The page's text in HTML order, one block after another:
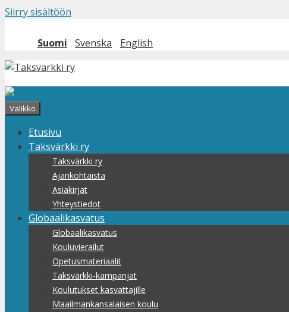
Siirry sisältöön
Suomi Svenska English
Valikko
Etusivu
Taksvärkki ry
Taksvärkki ry
Ajankohtaista
Asiakirjat
Yhteystiedot
Globaalikasvatus
Globaalikasvatus
Kouluvierailut
Opetusmateriaalit
Taksvärkki-kampanjat
Koulutukset kasvattajille
Maailmankansalaisen koulu